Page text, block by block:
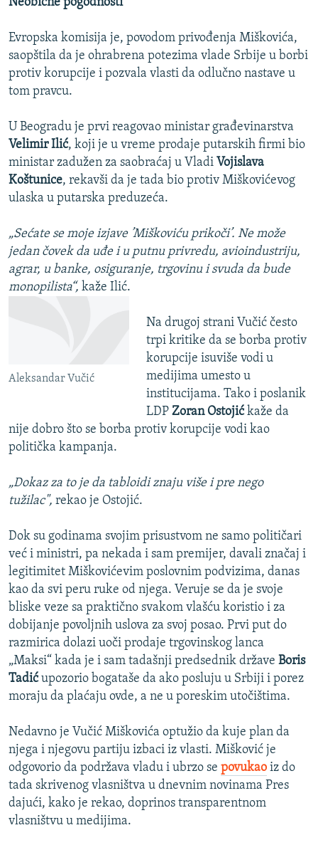
Neobične pogodnosti
Evropska komisija je, povodom privođenja Miškovića,
saopštila da je ohrabrena potezima vlade Srbije u borbi
protiv korupcije i pozvala vlasti da odlučno nastave u
tom pravcu.
U Beogradu je prvi reagovao ministar građevinarstva
Velimir Ilić, koji je u vreme prodaje putarskih firmi bio
ministar zadužen za saobraćaj u Vladi Vojislava
Koštunice, rekavši da je tada bio protiv Miškovićevog
ulaska u putarska preduzeća.
„Sećate se moje izjave ’Miškoviću prikoči’. Ne može
jedan čovek da uđe i u putnu privredu, avioindustriju,
agrar, u banke, osiguranje, trgovinu i svuda da bude
monopilista“, kaže Ilić.
Aleksandar Vučić
Na drugoj strani Vučić često
trpi kritike da se borba protiv
korupcije isuviše vodi u
medijima umesto u
institucijama. Tako i poslanik
LDP Zoran Ostojićkaže da
nije dobro što se borba protiv korupcije vodi kao
politička kampanja.
„Dokaz za to je da tabloidi znaju više i pre nego
tužilac", rekao je Ostojić.
Dok su godinama svojim prisustvom ne samo političari
već i ministri, pa nekada i sam premijer, davali značaj i
legitimitet Miškovićevim poslovnim podvizima, danas
kao da svi peru ruke od njega. Veruje se da je svoje
bliske veze sa praktično svakom vlašću koristio i za
dobijanje povoljnih uslova za svoj posao. Prvi put do
razmirica dolazi uoči prodaje trgovinskog lanca
„Maksi“ kada je i sam tadašnji predsednik države Boris
Tadićupozorio bogataše da ako posluju u Srbiji i porez
moraju da plaćaju ovde, a ne u poreskim utočištima.
Nedavno je Vučić Miškovića optužio da kuje plan da
njega i njegovu partiju izbaci iz vlasti. Mišković je
odgovorio da podržava vladu i ubrzo se povukao iz do
tada skrivenog vlasništva u dnevnim novinama Pres
dajući, kako je rekao, doprinos transparentnom
vlasništvu u medijima.